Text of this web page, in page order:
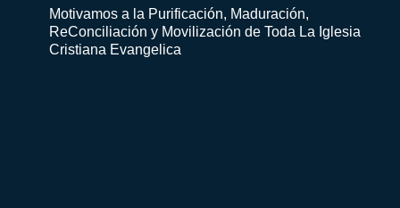
Motivamos a la Purificación, Maduración,
ReConciliación y Movilización de Toda La Iglesia
Cristiana Evangelica